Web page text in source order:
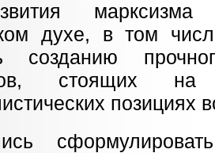
духе, в том
созданию
стоящих
позициях